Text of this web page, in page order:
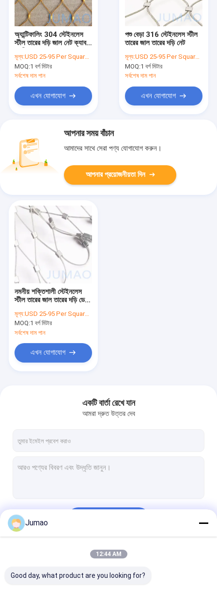
পণ্য
অ্যান্টিফালিং 304 স্টেইনলেস
স্টীল তারের দড়ি জাল নেট ক্যাবল
মূল্য:USD 25-95 Per Square Meter
MOQ:1 বর্গ মিটার
সর্বশেষ দাম পান
এখন যোগাযোগ
পশু বেড়া 316 স্টেইনলেস স্টীল
তারের জাল তারের দড়ি নেট
মূল্য:USD 25-95 Per Square Meter
MOQ:1 বর্গ মিটার
সর্বশেষ দাম পান
এখন যোগাযোগ
আপনার সময় বাঁচান
আমাদের সাথে সেরা পণ্য যোগাযোগ করুন।
আপনার প্রয়োজনীয়তা দিন
নমনীয় শক্তিশালী স্টেইনলেস
স্টীল তারের জাল তারের দড়ি ডেক
মূল্য:USD 25-95 Per Square Meter
MOQ:1 বর্গ মিটার
সর্বশেষ দাম পান
এখন যোগাযোগ
একটি বার্তা রেখে যান
আমরা দ্রুত উত্তর দেব
Jumao
12:44 AM
Good day, what product are you looking for?